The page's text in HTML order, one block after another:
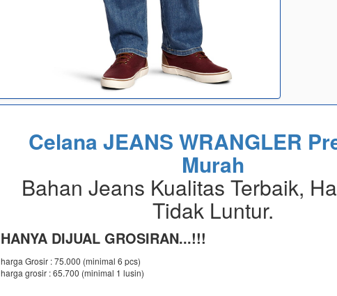
Celana JEANS WRANGLER
Murah
Bahan Jeans Kualitas Terbaik,
Tidak Luntur.
HANYA DIJUAL GROSIRAN...!!!
harga Grosir : 75.000 (minimal 6 pcs)
harga grosir : 65.700 (minimal 1 lusin)